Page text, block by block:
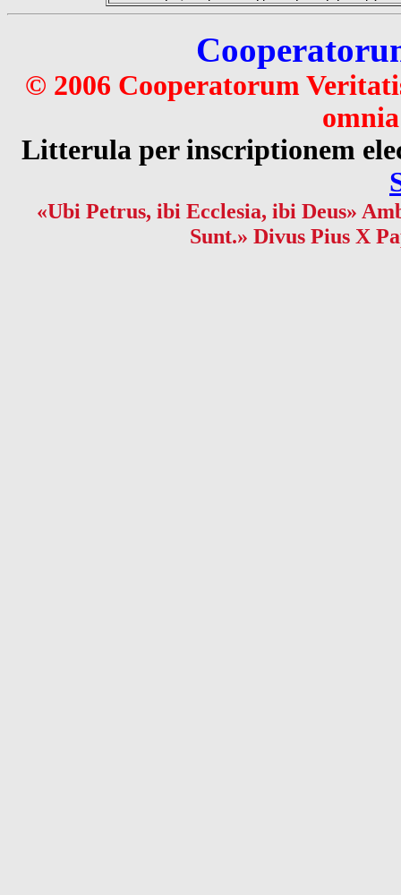
© 2006 Cooperatorum
Litterula per inscriptionem
«Ubi Petrus, ibi Ecclesia, ibi Deus»
Sunt.» Divus Pius X